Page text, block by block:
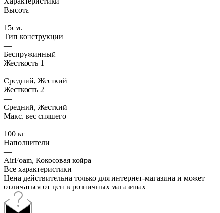
Высота
—
15см.
Тип конструкции
—
Беспружинный
Жесткость 1
—
Средний, Жесткий
Жесткость 2
—
Средний, Жесткий
Макс. вес спящего
—
100 кг
Наполнители
—
AirFoam, Кокосовая койра
Все характеристики
Цена действительна только для интернет-магазина и может
отличаться от цен в розничных магазинах